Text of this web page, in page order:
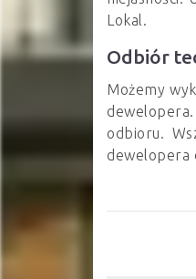
Lokal.
Odbiór
Możemy
odbioru.
dewelopera